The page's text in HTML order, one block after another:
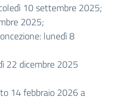
10 settembre 2025;
2025;
lunedì 8
22 dicembre 2025
14 febbraio 2026 a